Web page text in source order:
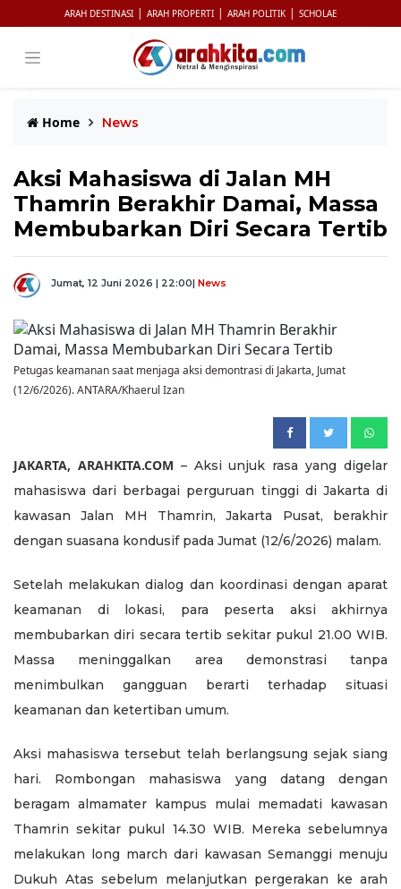
ARAH DESTINASI | ARAH PROPERTI | ARAH POLITIK | SCHOLAE
Home News
Aksi Mahasiswa di Jalan MH
Thamrin Berakhir Damai, Massa
Membubarkan Diri Secara Tertib
Jumat, 12 Juni 2026 | 22:00| News
Petugas keamanan saat menjaga aksi demontrasi di Jakarta, Jumat
(12/6/2026). ANTARA/Khaerul Izan
JAKARTA, ARAHKITA.COM – Aksi unjuk rasa yang digelar
mahasiswa dari berbagai perguruan tinggi di Jakarta di
kawasan Jalan MH Thamrin, Jakarta Pusat, berakhir
dengan suasana kondusif pada Jumat (12/6/2026) malam.
Setelah melakukan dialog dan koordinasi dengan aparat
keamanan di lokasi, para peserta aksi akhirnya
membubarkan diri secara tertib sekitar pukul 21.00 WIB.
Massa meninggalkan area demonstrasi tanpa
menimbulkan gangguan berarti terhadap situasi
keamanan dan ketertiban umum.
Aksi mahasiswa tersebut telah berlangsung sejak siang
hari. Rombongan mahasiswa yang datang dengan
beragam almamater kampus mulai memadati kawasan
Thamrin sekitar pukul 14.30 WIB. Mereka sebelumnya
melakukan long march dari kawasan Semanggi menuju
Dukuh Atas sebelum melanjutkan pergerakan ke arah